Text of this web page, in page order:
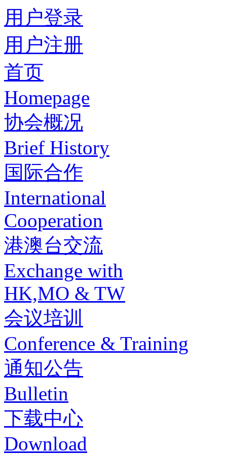
用户登录
用户注册
首页
Homepage
协会概况
Brief History
国际合作
International
Cooperation
港澳台交流
Exchange with
HK,MO & TW
会议培训
Conference & Training
通知公告
Bulletin
下载中心
Download